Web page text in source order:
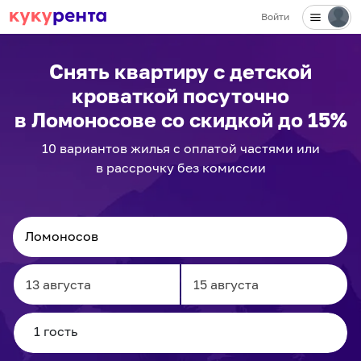
Войти
Снять квартиру с детской
кроваткой посуточно
в Ломоносове со скидкой до 15%
10 вариантовжилья с оплатой частями или
в рассрочку без комиссии
Navigate
forward
to
Navigate
to